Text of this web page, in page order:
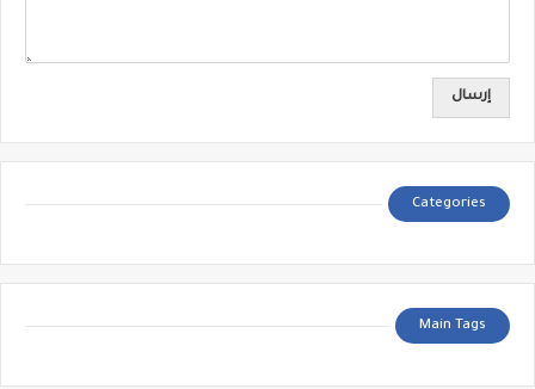
Categories
Main Tags